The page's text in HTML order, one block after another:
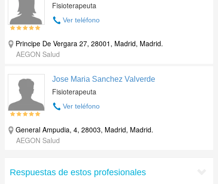
Fisioterapeuta
Ver teléfono
Principe De Vergara 27, 28001, Madrid, Madrid.
AEGON Salud
Jose Maria Sanchez Valverde
Fisioterapeuta
Ver teléfono
General Ampudia, 4, 28003, Madrid, Madrid.
AEGON Salud
Respuestas de estos profesionales